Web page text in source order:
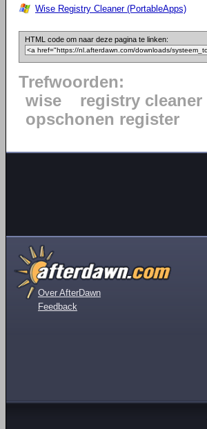
Wise Registry Cleaner (PortableApps)
HTML code om naar deze pagina te linken:
Trefwoorden:
wise
registry cleaner
opschonen register
Over AfterDawn
Feedback